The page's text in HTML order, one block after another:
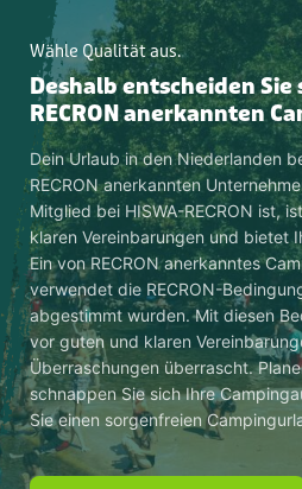
Wähle Qualität aus.
Deshalb entscheiden
RECRON anerkannten
Dein Urlaub in den Niederlanden
RECRON anerkannten
Mitglied bei HISWA-RECRON ist,
klaren Vereinbarungen und bietet
Ein von RECRON anerkanntes
verwendet die RECRON-
abgestimmt wurden. Mit diesen
vor guten und klaren
Überraschungen überrascht.
schnappen Sie sich Ihre
Sie einen sorgenfreien